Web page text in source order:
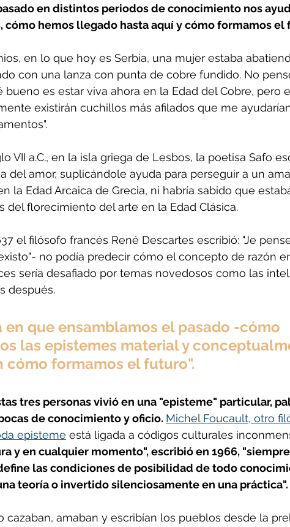
en distintos periodos de conocimiento nos
cómo hemos llegado hasta aquí y cómo formamos el
en lo que hoy es Serbia, una mujer estaba
con una lanza con punta de cobre fundido. No
bueno es estar viva ahora en la Edad del Cobre, pero
existirán cuchillos más afilados que me
VII a.C., en la isla griega de Lesbos, la poetisa Safo
del amor, suplicándole ayuda para perseguir a un
la Edad Arcaica de Grecia, ni habría sabido que
del florecimiento del arte en la Edad Clásica.
el filósofo francés René Descartes escribió: "Je
no podía predecir cómo el concepto de razón
sería desafiado por temas novedosos como las
después.
en que ensamblamos el pasado -cómo
las epistemes material y
cómo formamos el futuro".
tres personas vivió en una "episteme" particular,
de conocimiento y oficio. Michel Foucault, otro
episteme está ligada a códigos culturales
y en cualquier momento", escribió en 1966,
las condiciones de posibilidad de todo
teoría o invertido silenciosamente en una práctica".
cazaban, amaban y escribían los pueblos desde la